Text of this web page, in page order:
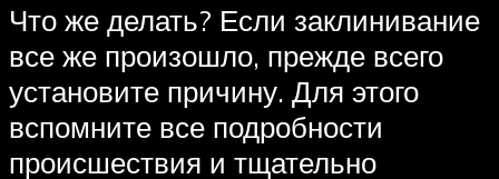
Что же делать? Если заклинивание
все же произошло, прежде всего
установите причину. Для этого
вспомните все подробности
происшествия и тщательно